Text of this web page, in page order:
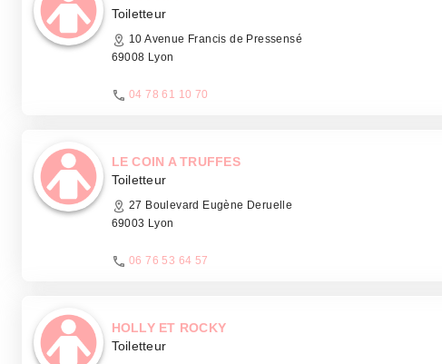
Toiletteur
10 Avenue Francis de Pressensé
69008 Lyon
04 78 61 10 70
LE COIN A TRUFFES
Toiletteur
27 Boulevard Eugène Deruelle
69003 Lyon
06 76 53 64 57
HOLLY ET ROCKY
Toiletteur